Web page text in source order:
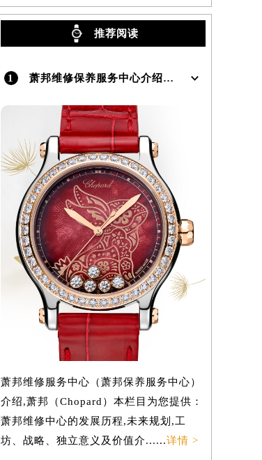
推荐阅读
1 萧邦维修保养服务中心介绍 | Chopard
萧邦维修服务中心（萧邦保养服务中心）
介绍,萧邦（Chopard）本栏目为您提供：
萧邦维修中心的发展历程,未来规划,工
坊、战略、独立意义及价值介......详情 >